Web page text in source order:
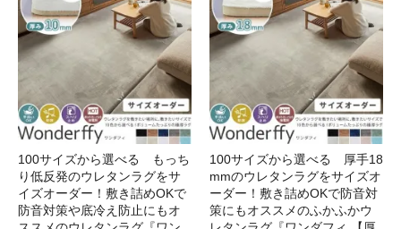
100サイズから選べる もっち
り低反発のウレタンラグをサ
イズオーダー！敷き詰めOKで
防音対策や底冷え防止にもオ
100サイズから選べる 厚手18
mmのウレタンラグをサイズオ
ーダー！敷き詰めOKで防音対
策にもオススメのふかふかウ